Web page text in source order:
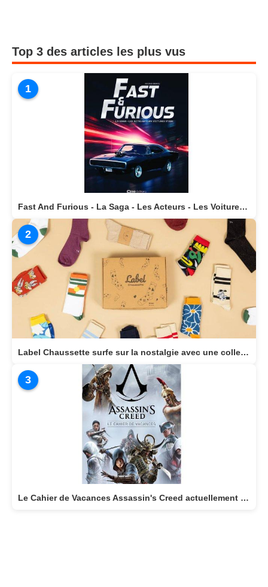
Top 3 des articles les plus vus
1
Fast And Furious - La Saga - Les Acteurs - Les Voitures Stars actuellement disponible en librairie
2
Label Chaussette surfe sur la nostalgie avec une collection dédiée aux héros cultes de notre enfance
3
Le Cahier de Vacances Assassin's Creed actuellement disponible